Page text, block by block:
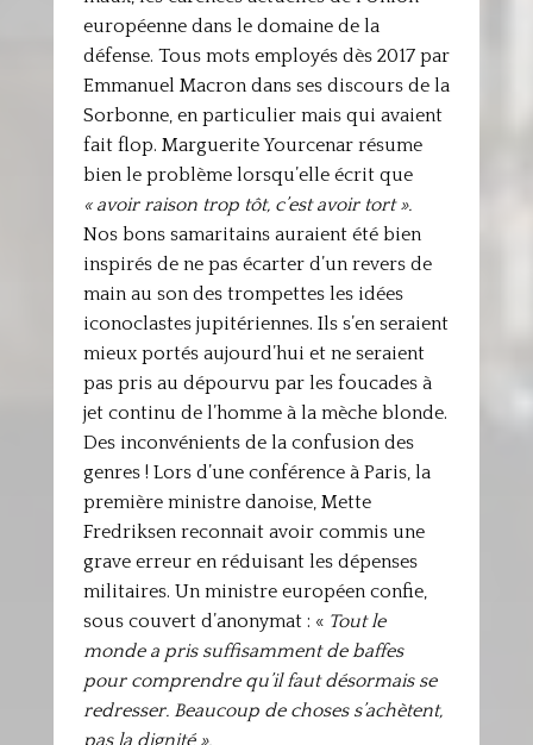
européenne dans le domaine de la
défense. Tous mots employés dès 2017 par
Emmanuel Macron dans ses discours de la
Sorbonne, en particulier mais qui avaient
fait flop. Marguerite Yourcenar résume
bien le problème lorsqu’elle écrit que
« avoir raison trop tôt, c’est avoir tort ».
Nos bons samaritains auraient été bien
inspirés de ne pas écarter d’un revers de
main au son des trompettes les idées
iconoclastes jupitériennes. Ils s’en seraient
mieux portés aujourd’hui et ne seraient
pas pris au dépourvu par les foucades à
jet continu de l’homme à la mèche blonde.
Des inconvénients de la confusion des
genres ! Lors d’une conférence à Paris, la
première ministre danoise, Mette
Fredriksen reconnait avoir commis une
grave erreur en réduisant les dépenses
militaires. Un ministre européen confie,
sous couvert d’anonymat : « Tout le
monde a pris suffisamment de baffes
pour comprendre qu’il faut désormais se
redresser. Beaucoup de choses s’achètent,
pas la dignité ».